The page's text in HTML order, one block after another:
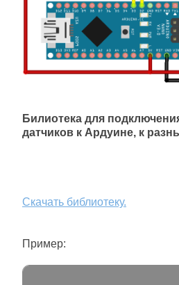
Билиотека для
датчиков к Ардуине, к
Скачать библиотеку.
Пример: